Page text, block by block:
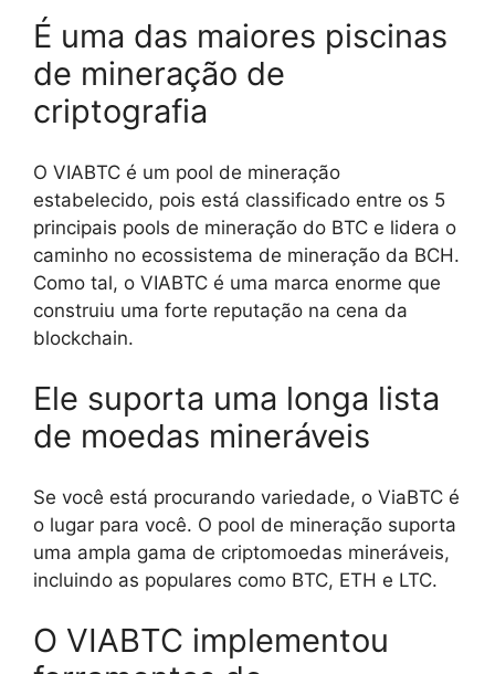
É uma das maiores piscinas
de mineração de
criptografia
O VIABTC é um pool de mineração
estabelecido, pois está classificado entre os 5
principais pools de mineração do BTC e lidera o
caminho no ecossistema de mineração da BCH.
Como tal, o VIABTC é uma marca enorme que
construiu uma forte reputação na cena da
blockchain.
Ele suporta uma longa lista
de moedas mineráveis
Se você está procurando variedade, o ViaBTC é
o lugar para você. O pool de mineração suporta
uma ampla gama de criptomoedas mineráveis,
incluindo as populares como BTC, ETH e LTC.
O VIABTC implementou